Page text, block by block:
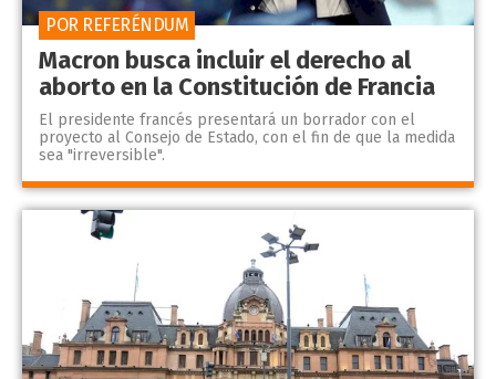
Macron busca incluir el derecho al
aborto en la Constitución de Francia
El presidente francés presentará un borrador con el
proyecto al Consejo de Estado, con el fin de que la medida
sea "irreversible".
POR REFERÉNDUM